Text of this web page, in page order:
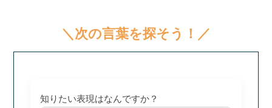
＼次の言葉を探そう！／
知りたい表現はなんですか？